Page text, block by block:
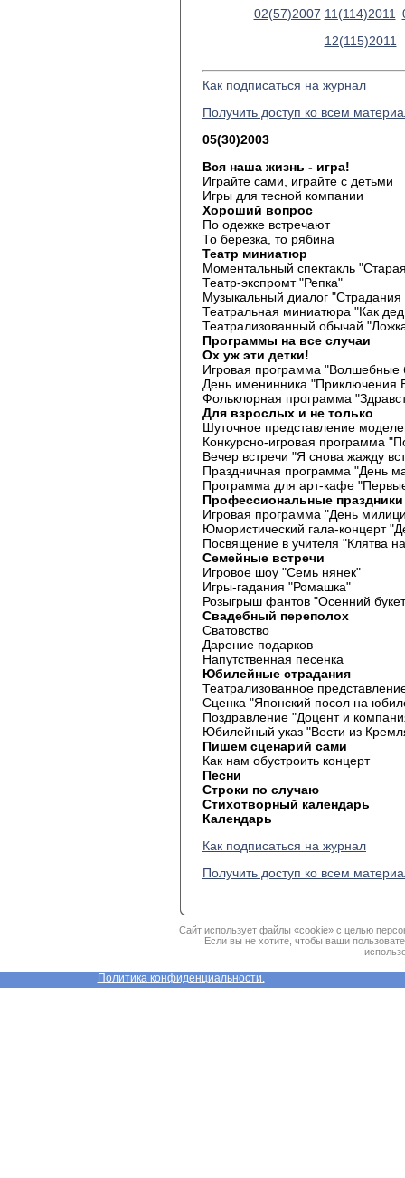
02(57)2007 11(114)2011
12(115)2011
Как подписаться на журнал
Получить доступ ко всем
05(30)2003
Вся наша жизнь - игра!
Играйте сами, играйте с детьми
Игры для тесной компании
Хороший вопрос
По одежке встречают
То березка, то рябина
Театр миниатюр
Моментальный спектакль
Театр-экспромт "Репка"
Музыкальный диалог "Страдания
Театральная миниатюра "Как
Театрализованный обычай
Программы на все случаи
Ох уж эти детки!
Игровая программа "Волшебные
День именинника "Приключения
Фольклорная программа
Для взрослых и не только
Шуточное представление
Конкурсно-игровая программа
Вечер встречи "Я снова жажду
Праздничная программа "День
Программа для арт-кафе
Профессиональные праздники
Игровая программа "День
Юмористический гала-концерт
Посвящение в учителя "Клятва
Семейные встречи
Игровое шоу "Семь нянек"
Игры-гадания "Ромашка"
Розыгрыш фантов "Осенний
Свадебный переполох
Сватовство
Дарение подарков
Напутственная песенка
Юбилейные страдания
Театрализованное
Сценка "Японский посол на
Поздравление "Доцент и
Юбилейный указ "Вести из
Пишем сценарий сами
Как нам обустроить концерт
Песни
Строки по случаю
Стихотворный календарь
Календарь
Как подписаться на журнал
Получить доступ ко всем
Сайт использует файлы «cookie» с целью
Если вы не хотите, чтобы ваши
Политика конфиденциальности.